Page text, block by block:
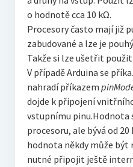
o hodnotě cca 10 kΩ.
Procesory často mají již
zabudované a lze je
Takže si lze ušetřit
V případě Arduina se
nahradí příkazem p
dojde k připojení
vstupnímu pinu.Hodnota
procesoru, ale bývá od
hodnota někdy může být
nutné připojit ještě